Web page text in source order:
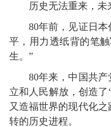
历史无法重来，未
80年前，见证日本
平，用力透纸背的笔
生。”
80年来，中国共产
立和人民解放，创造
又造福世界的现代化
转的历史进程。